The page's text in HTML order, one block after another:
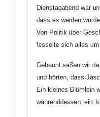
Dienstagabend war
dass es werden
Von Politik über
fesselte sich alles
Gebannt saßen wir da,
und hörten, dass
Ein kleines Blümlein
währenddessen ein